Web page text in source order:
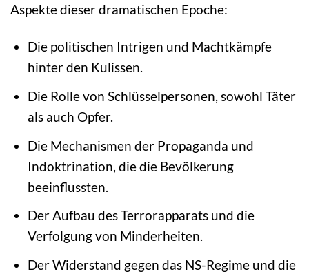
Aspekte dieser dramatischen Epoche:
Die politischen Intrigen und Machtkämpfe
hinter den Kulissen.
Die Rolle von Schlüsselpersonen, sowohl Täter
als auch Opfer.
Die Mechanismen der Propaganda und
Indoktrination, die die Bevölkerung
beeinflussten.
Der Aufbau des Terrorapparats und die
Verfolgung von Minderheiten.
Der Widerstand gegen das NS-Regime und die